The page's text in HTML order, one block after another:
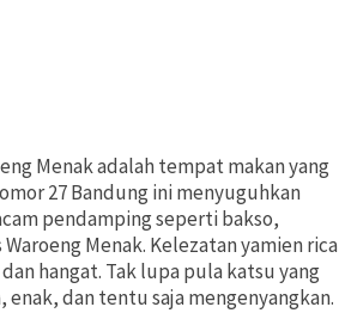
Menak adalah tempat makan yang
27 Bandung ini menyuguhkan
pendamping seperti bakso,
Menak. Kelezatan yamien rica
hangat. Tak lupa pula katsu yang
dan tentu saja mengenyangkan.